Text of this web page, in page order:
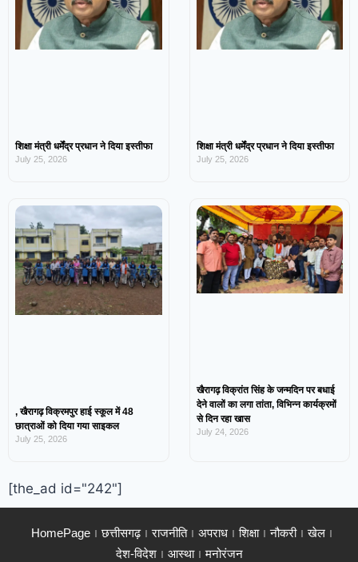
शिक्षा मंत्री धर्मेंद्र प्रधान ने दिया इस्तीफा
July 25, 2026
शिक्षा मंत्री धर्मेंद्र प्रधान ने दिया इस्तीफा
July 25, 2026
, खैरागढ़ विक्रमपुर हाई स्कूल में 48
छात्राओं को दिया गया साइकल
July 25, 2026
खैरागढ़ विक्रांत सिंह के जन्मदिन पर बधाई
देने वालों का लगा तांता, विभिन्न कार्यक्रमों
से दिन रहा खास
July 24, 2026
[the_ad id="242"]
HomePage छत्तीसगढ़ राजनीति अपराध शिक्षा नौकरी
खेल
देश-विदेश
आस्था मनोरंजन